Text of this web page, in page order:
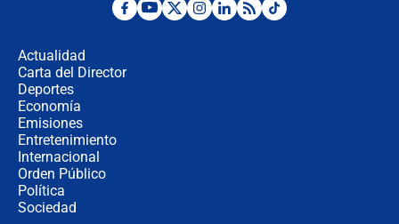
¿Por qué De la Espriella gobernará
Actualidad
Carta del Director
Deportes
Economía
Emisiones
Entretenimiento
Internacional
Orden Público
Política
Sociedad